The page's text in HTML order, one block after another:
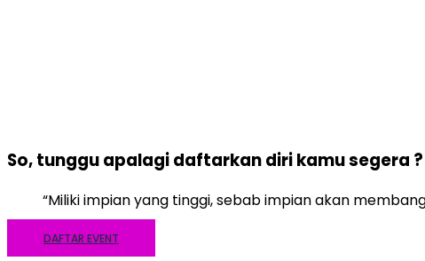
So, tunggu apalagi daftarkan diri kamu segera ?
“Miliki impian yang tinggi, sebab impian akan
DAFTAR EVENT